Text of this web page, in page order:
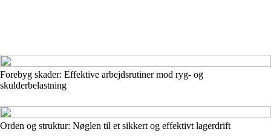
Forebyg skader: Effektive arbejdsrutiner mod ryg- og
skulderbelastning
Orden og struktur: Nøglen til et sikkert og effektivt lagerdrift